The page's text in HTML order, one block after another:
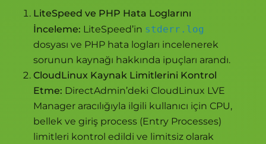
LiteSpeed ve PHP Hata Loglarını
İnceleme: LiteSpeed’in stderr.log
dosyası ve PHP hata logları incelenerek
sorunun kaynağı hakkında ipuçları arandı.
CloudLinux Kaynak Limitlerini Kontrol
Etme: DirectAdmin’deki CloudLinux LVE
Manager aracılığıyla ilgili kullanıcı için CPU,
bellek ve giriş process (Entry Processes)
limitleri kontrol edildi ve limitsiz olarak